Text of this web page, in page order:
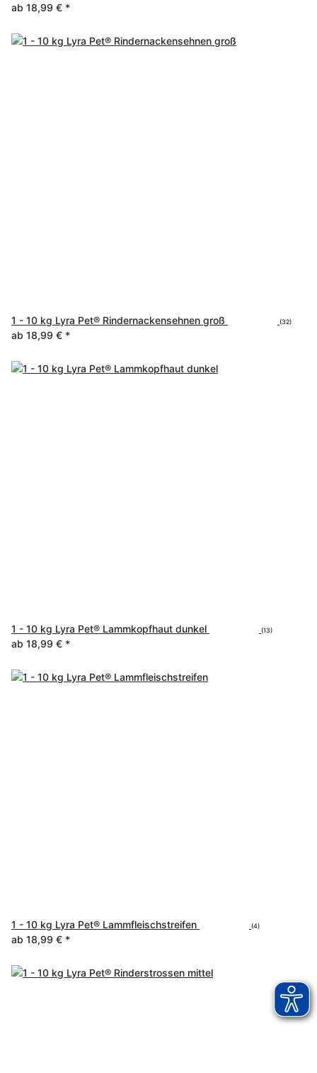
ab 18,99 € *
1 - 10 kg Lyra Pet® Rindernackensehnen groß (32)
ab 18,99 € *
1 - 10 kg Lyra Pet® Lammkopfhaut dunkel (13)
ab 18,99 € *
1 - 10 kg Lyra Pet® Lammfleischstreifen (4)
ab 18,99 € *